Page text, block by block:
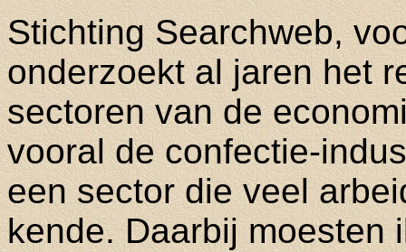
Stichting Searchweb,
onderzoekt al jaren het
sectoren van de
vooral de confectie-
een sector die veel
kende. Daarbij moesten